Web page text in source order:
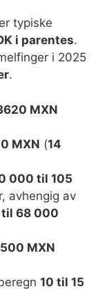
typiske
i parentes.
i 2025
.
MXN
MXN (14
000 til 105
avhengig av
68 000
MXN
10 til 15